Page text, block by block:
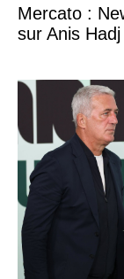
Mercato :
sur Anis